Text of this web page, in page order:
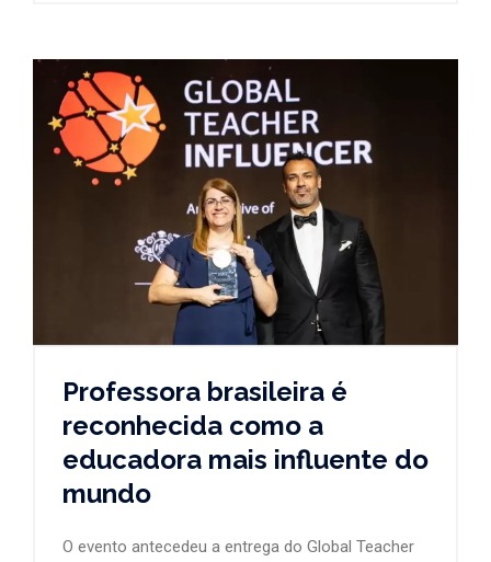
Professora brasileira é
reconhecida como a
educadora mais influente do
mundo
O evento antecedeu a entrega do Global Teacher